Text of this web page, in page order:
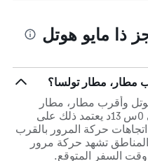
ذا مايو هوتل
مطار، مطار تولسا؟
مايو هوتل وأقرب مطار، مطار
تولسا، تستغرق القيادة عادةً حوالي 0س 13د يعتمد ذلك على
حركة المرور بالقرب
تشهد حركة مرور
السفر المتوقع.